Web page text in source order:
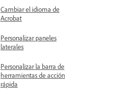
Cambiar el idioma de
Acrobat
Personalizar paneles
laterales
Personalizar la barra de
herramientas de acción
rápida